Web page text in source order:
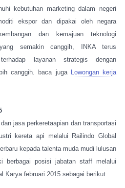
kebutuhan marketing dalam negeri
ekspor dan dipakai oleh negara
dan kemajuan teknologi
semakin canggih, INKA terus
layanan strategis dengan
canggih. baca juga Lowongan kerja
jasa perkeretaapian dan transportasi
kereta api melalui Railindo Global
kepada talenta muda mudi lulusan
berbagai posisi jabatan staff melalui
Karya februari 2015 sebagai berikut